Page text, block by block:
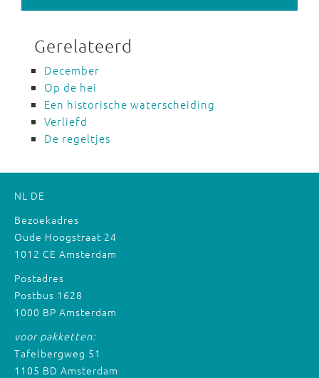
Gerelateerd
December
Op de hei
Een historische waterscheiding
Verliefd
De regeltjes
NL DE
Bezoekadres
Oude Hoogstraat 24
1012 CE Amsterdam
Postadres
Postbus 1628
1000 BP Amsterdam
voor pakketten:
Tafelbergweg 51
1105 BD Amsterdam